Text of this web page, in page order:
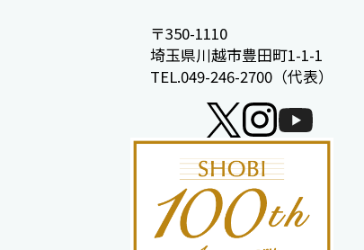
受験生サイト 在学生の方
〒350-1110
埼玉県川越市豊田町1-1-1
TEL.049-246-2700（代表）